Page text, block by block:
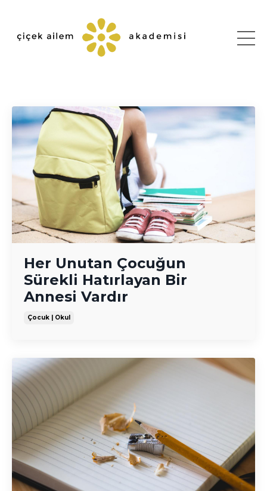
Her Unutan Çocuğun
Sürekli Hatırlayan Bir
Annesi Vardır
Çocuk | Okul